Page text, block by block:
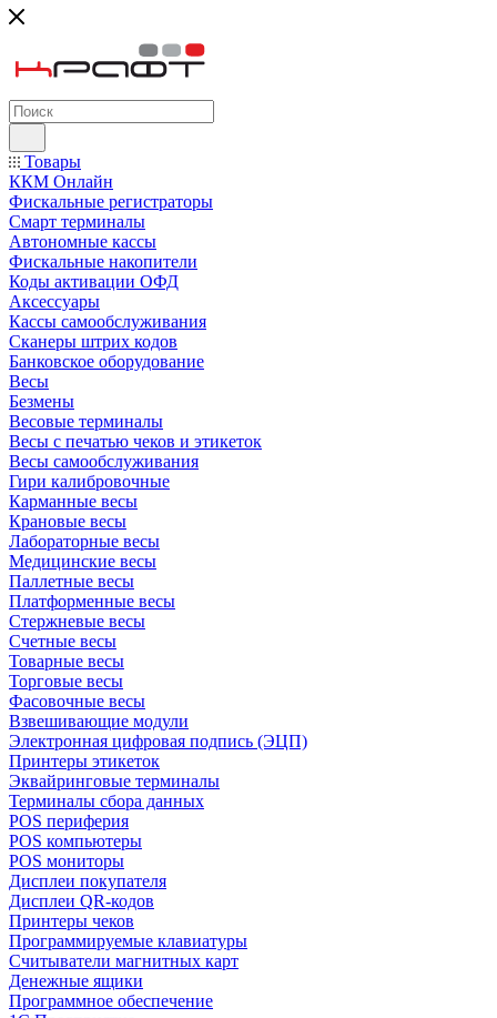
Товары
ККМ Онлайн
Фискальные регистраторы
Смарт терминалы
Автономные кассы
Фискальные накопители
Коды активации ОФД
Аксессуары
Кассы самообслуживания
Сканеры штрих кодов
Банковское оборудование
Весы
Безмены
Весовые терминалы
Весы с печатью чеков и этикеток
Весы самообслуживания
Гири калибровочные
Карманные весы
Крановые весы
Лабораторные весы
Медицинские весы
Паллетные весы
Платформенные весы
Стержневые весы
Счетные весы
Товарные весы
Торговые весы
Фасовочные весы
Взвешивающие модули
Электронная цифровая подпись (ЭЦП)
Принтеры этикеток
Эквайринговые терминалы
Терминалы сбора данных
POS периферия
POS компьютеры
POS мониторы
Дисплеи покупателя
Дисплеи QR-кодов
Принтеры чеков
Программируемые клавиатуры
Считыватели магнитных карт
Денежные ящики
Программное обеспечение